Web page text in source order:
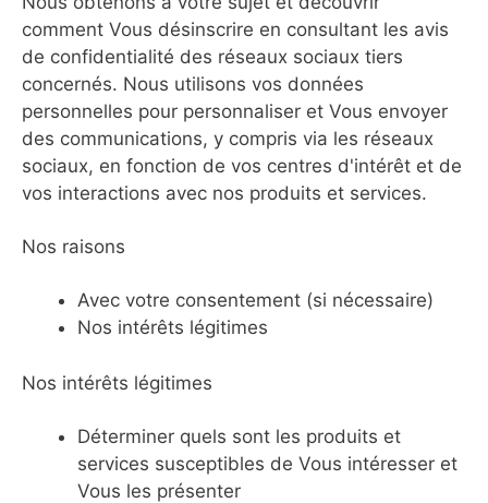
comment Vous désinscrire en consultant les avis
de confidentialité des réseaux sociaux tiers
concernés. Nous utilisons vos données
personnelles pour personnaliser et Vous envoyer
des communications, y compris via les réseaux
sociaux, en fonction de vos centres d'intérêt et de
vos interactions avec nos produits et services.
Nos raisons
Avec votre consentement (si nécessaire)
Nos intérêts légitimes
Nos intérêts légitimes
Déterminer quels sont les produits et
services susceptibles de Vous intéresser et
Vous les présenter